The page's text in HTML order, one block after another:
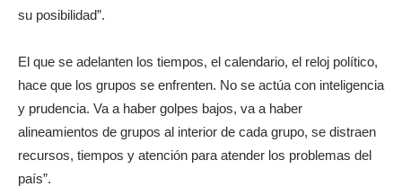
su posibilidad”.
El que se adelanten los tiempos, el calendario, el reloj político,
hace que los grupos se enfrenten. No se actúa con inteligencia
y prudencia. Va a haber golpes bajos, va a haber
alineamientos de grupos al interior de cada grupo, se distraen
recursos, tiempos y atención para atender los problemas del
país”.